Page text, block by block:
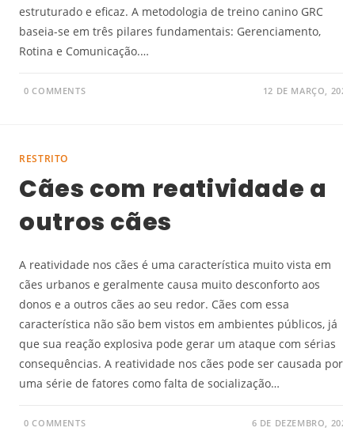
estruturado e eficaz. A metodologia de treino canino GRC
baseia-se em três pilares fundamentais: Gerenciamento,
Rotina e Comunicação.…
0 COMMENTS 12 DE MARÇO,
RESTRITO
Cães com reatividade a
outros cães
A reatividade nos cães é uma característica muito vista em
cães urbanos e geralmente causa muito desconforto aos
donos e a outros cães ao seu redor. Cães com essa
característica não são bem vistos em ambientes públicos, já
que sua reação explosiva pode gerar um ataque com sérias
consequências. A reatividade nos cães pode ser causada por
uma série de fatores como falta de socialização…
0 COMMENTS 6 DE DEZEMBRO,